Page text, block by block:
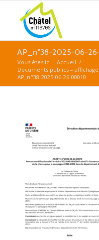
AP_n°38-2025-06-
Vous êtes ici : Accueil /
Documents publics –
AP_n°38-2025-06-26-00010